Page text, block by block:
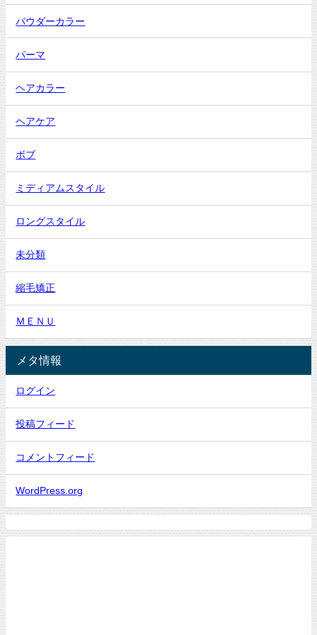
パウダーカラー
パーマ
ヘアカラー
ヘアケア
ボブ
ミディアムスタイル
ロングスタイル
未分類
縮毛矯正
ＭＥＮＵ
メタ情報
ログイン
投稿フィード
コメントフィード
WordPress.org